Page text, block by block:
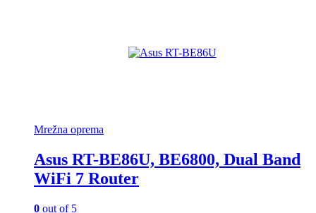
Mrežna oprema
Asus RT-BE86U, BE6800, Dual Band
WiFi 7 Router
0 out of 5